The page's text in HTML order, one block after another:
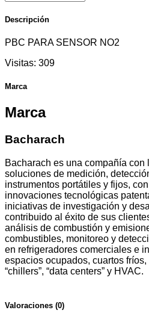
Descripción
PBC PARA SENSOR NO2
Visitas: 309
Marca
Marca
Bacharach
Bacharach es una compañía con
soluciones de medición,
instrumentos portátiles y fijos,
innovaciones tecnológicas
iniciativas de investigación y
contribuido al éxito de sus
análisis de combustión y
combustibles, monitoreo y
en refrigeradores comerciales e
espacios ocupados, cuartos
“chillers”, “data centers” y HVAC.
Valoraciones (0)